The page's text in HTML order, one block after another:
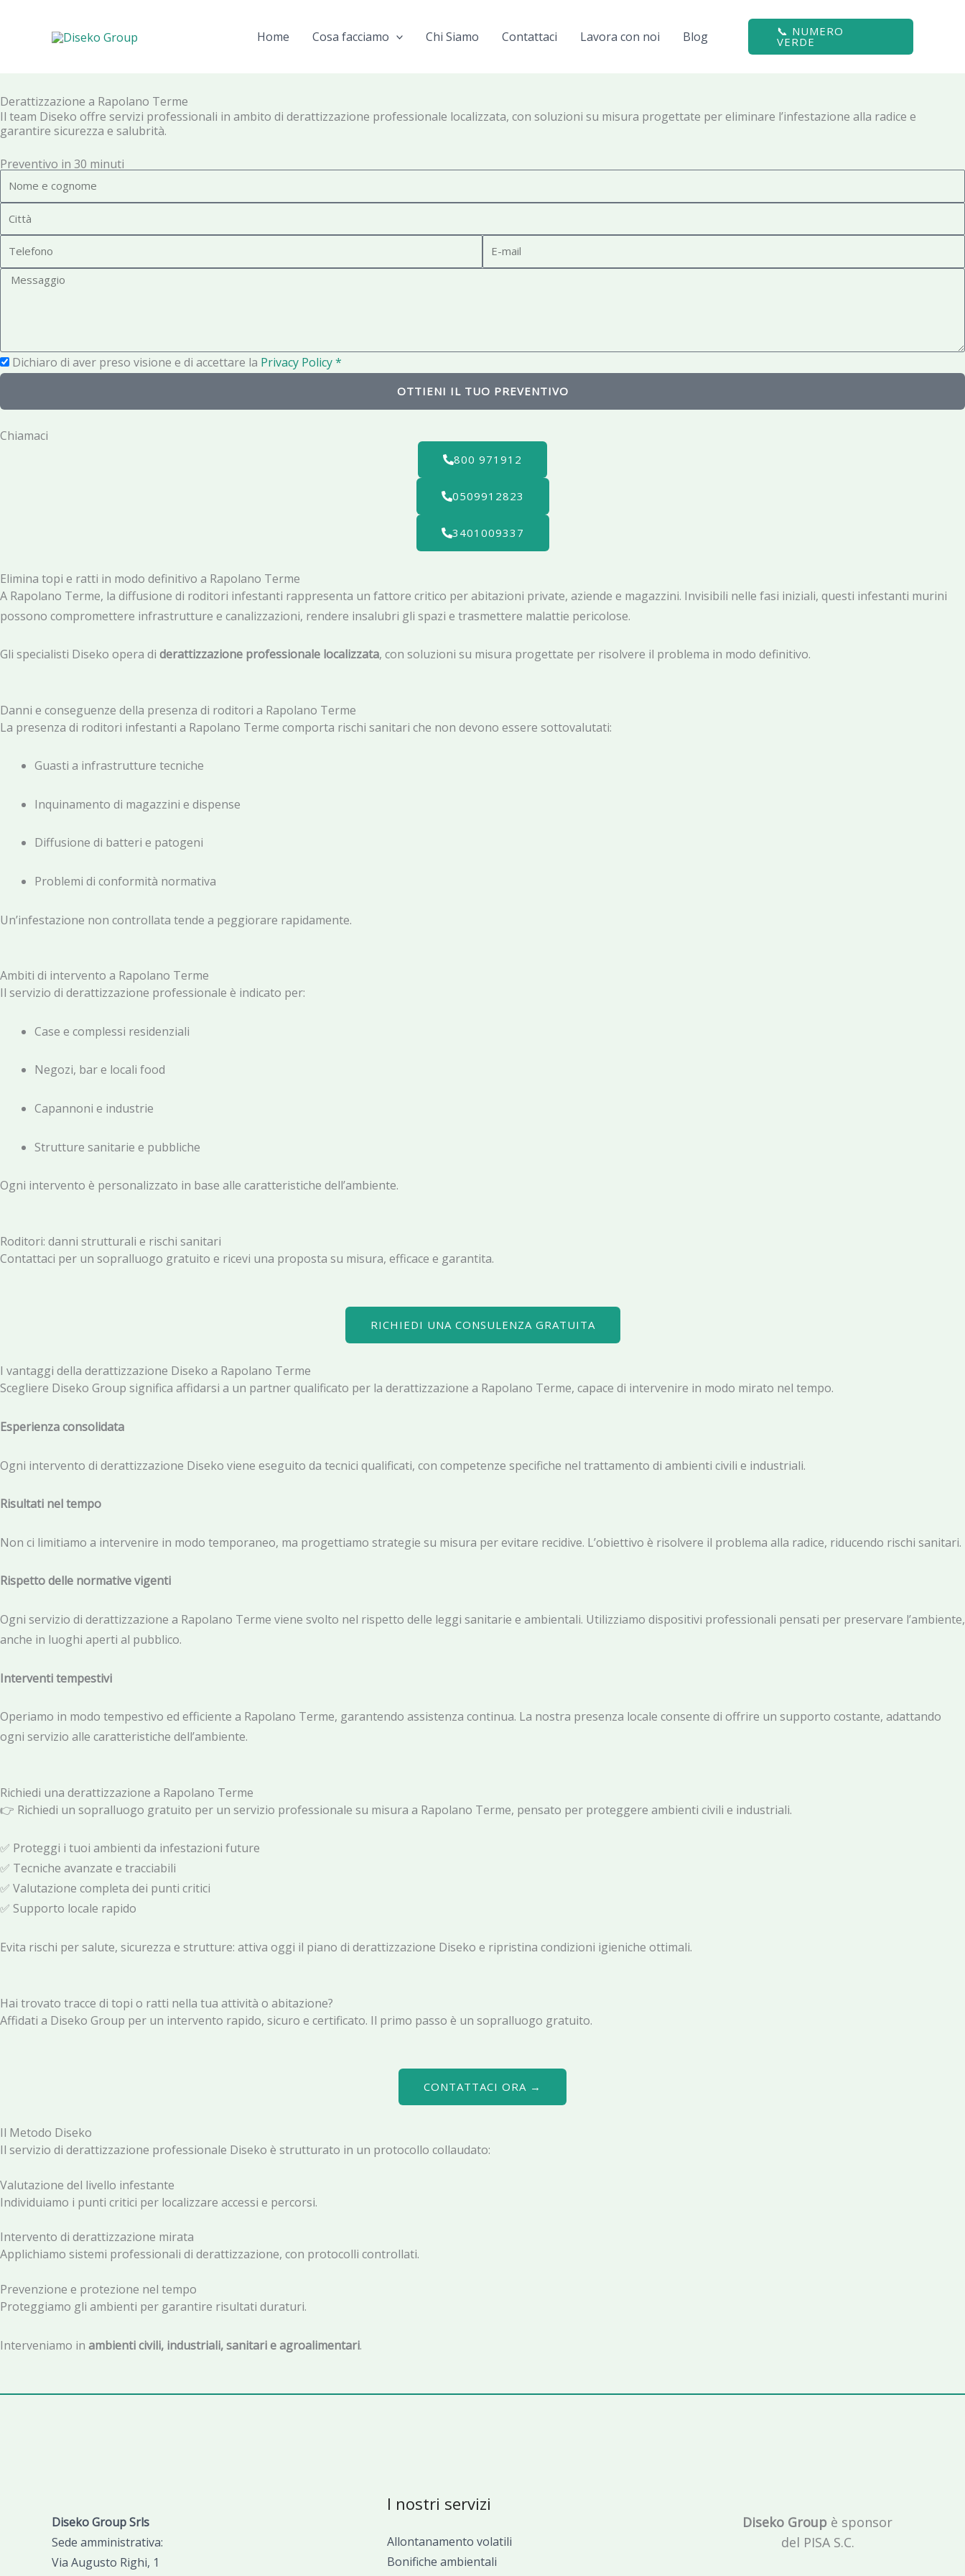
Home Cosa facciamo Chi Siamo Contattaci Lavora con noi Blog 📞 NUMERO
VERDE
Derattizzazione a Rapolano Terme
Il team Diseko offre servizi professionali in ambito di derattizzazione professionale localizzata, con soluzioni su misura progettate per eliminare l’infestazione alla radice e
garantire sicurezza e salubrità.
Preventivo in 30 minuti
o
e
i
t
e
n
-
a
g
o
P
r
a
Dichiaro di aver preso visione e di accettare la Privacy Policy *
OTTIENI IL TUO PREVENTIVO
Chiamaci
800 971912
0509912823
3401009337
Elimina topi e ratti in modo definitivo a Rapolano Terme
A Rapolano Terme, la diffusione di roditori infestanti rappresenta un fattore critico per abitazioni private, aziende e magazzini. Invisibili nelle fasi iniziali, questi infestanti murini
possono compromettere infrastrutture e canalizzazioni, rendere insalubri gli spazi e trasmettere malattie pericolose.
Gli specialisti Diseko opera di derattizzazione professionale localizzata, con soluzioni su misura progettate per risolvere il problema in modo definitivo.
Danni e conseguenze della presenza di roditori a Rapolano Terme
La presenza di roditori infestanti a Rapolano Terme comporta rischi sanitari che non devono essere sottovalutati:
Guasti a infrastrutture tecniche
Inquinamento di magazzini e dispense
Diffusione di batteri e patogeni
Problemi di conformità normativa
Un’infestazione non controllata tende a peggiorare rapidamente.
Ambiti di intervento a Rapolano Terme
Il servizio di derattizzazione professionale è indicato per:
Case e complessi residenziali
Negozi, bar e locali food
Capannoni e industrie
Strutture sanitarie e pubbliche
Ogni intervento è personalizzato in base alle caratteristiche dell’ambiente.
Roditori: danni strutturali e rischi sanitari
Contattaci per un sopralluogo gratuito e ricevi una proposta su misura, efficace e garantita.
RICHIEDI UNA CONSULENZA GRATUITA
I vantaggi della derattizzazione Diseko a Rapolano Terme
Scegliere Diseko Group significa affidarsi a un partner qualificato per la derattizzazione a Rapolano Terme, capace di intervenire in modo mirato nel tempo.
Esperienza consolidata
Ogni intervento di derattizzazione Diseko viene eseguito da tecnici qualificati, con competenze specifiche nel trattamento di ambienti civili e industriali.
Risultati nel tempo
Non ci limitiamo a intervenire in modo temporaneo, ma progettiamo strategie su misura per evitare recidive. L’obiettivo è risolvere il problema alla radice, riducendo rischi sanitari.
Rispetto delle normative vigenti
Ogni servizio di derattizzazione a Rapolano Terme viene svolto nel rispetto delle leggi sanitarie e ambientali. Utilizziamo dispositivi professionali pensati per preservare l’ambiente,
anche in luoghi aperti al pubblico.
Interventi tempestivi
Operiamo in modo tempestivo ed efficiente a Rapolano Terme, garantendo assistenza continua. La nostra presenza locale consente di offrire un supporto costante, adattando
ogni servizio alle caratteristiche dell’ambiente.
Richiedi una derattizzazione a Rapolano Terme
👉 Richiedi un sopralluogo gratuito per un servizio professionale su misura a Rapolano Terme, pensato per proteggere ambienti civili e industriali.
✅ Proteggi i tuoi ambienti da infestazioni future
✅ Tecniche avanzate e tracciabili
✅ Valutazione completa dei punti critici
✅ Supporto locale rapido
Evita rischi per salute, sicurezza e strutture: attiva oggi il piano di derattizzazione Diseko e ripristina condizioni igieniche ottimali.
Hai trovato tracce di topi o ratti nella tua attività o abitazione?
Affidati a Diseko Group per un intervento rapido, sicuro e certificato. Il primo passo è un sopralluogo gratuito.
CONTATTACI ORA →
Il Metodo Diseko
Il servizio di derattizzazione professionale Diseko è strutturato in un protocollo collaudato:
Valutazione del livello infestante
Individuiamo i punti critici per localizzare accessi e percorsi.
Intervento di derattizzazione mirata
Applichiamo sistemi professionali di derattizzazione, con protocolli controllati.
Prevenzione e protezione nel tempo
Proteggiamo gli ambienti per garantire risultati duraturi.
Interveniamo in ambienti civili, industriali, sanitari e agroalimentari.
Diseko Group Srls
Sede amministrativa:
Via Augusto Righi, 1
I nostri servizi
Allontanamento volatili
Bonifiche ambientali
Diseko Group è sponsor
del PISA S.C.